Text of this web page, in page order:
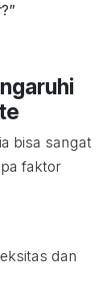
bisa sangat
faktor
dan